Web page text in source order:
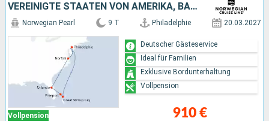
VEREINIGTE STAATEN VON AMERIKA, BAHAMAS
Vollpension
Norwegian Pearl 9 T Philadelphie 20.03.2027
910 €
Deutscher Gästeservice
Ideal für Familien
Exklusive Bordunterhaltung
Vollpension